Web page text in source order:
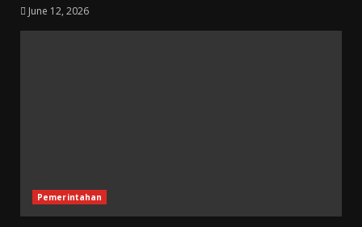
June 12, 2026
Pemerintahan